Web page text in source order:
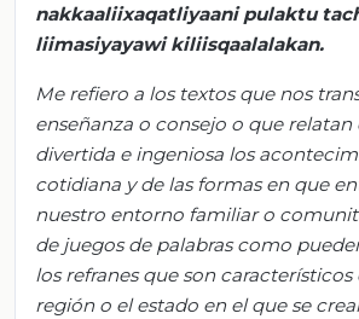
nakkaaliixaqatliyaani pulaktu
liimasiyayawi kiliisqaalalakan.
Me refiero a los textos que nos
enseñanza o consejo o que relatan
divertida e ingeniosa los
cotidiana y de las formas en que
nuestro entorno familiar o
de juegos de palabras como
los refranes que son
región o el estado en el que se